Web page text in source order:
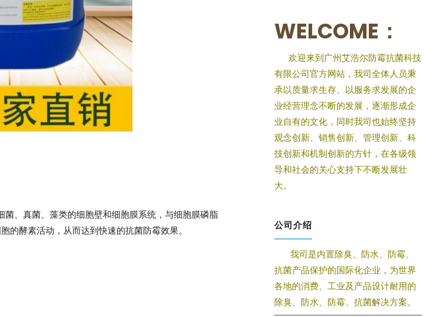
菌、真菌、藻类的细胞壁和细胞膜系统，与细胞膜磷脂
的酵素活动，从而达到快速的抗菌防霉效果。
WELCOME：
欢迎来到广州艾浩尔防霉抗菌科技
有限公司官方网站，我司全体人员秉
承以质量求生存、以服务求发展的企
业经营理念不断的发展，逐渐形成企
业自有的文化，同时我司也始终坚持
观念创新、销售创新、管理创新、科
技创新和机制创新的方针，在各级领
导和社会的关心支持下不断发展壮
大。
公司介绍
我司是内置除臭、防水、防霉、
抗菌产品保护的国际化企业，为世界
各地的消费、工业及产品设计耐用的
除臭、防水、防霉、抗菌解决方案。